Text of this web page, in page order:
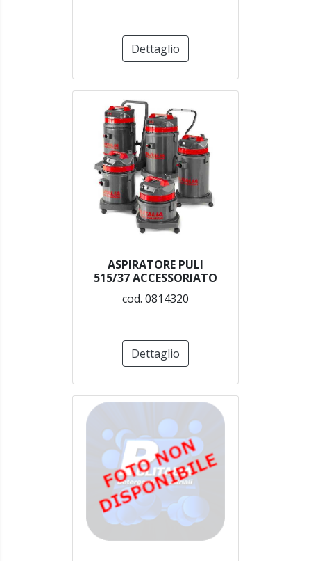
Dettaglio
ASPIRATORE PULI
515/37 ACCESSORIATO
cod. 0814320
Dettaglio